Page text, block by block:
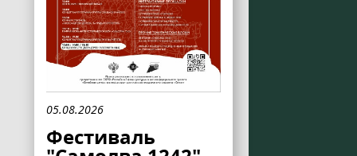
05.08.2026
Фестиваль